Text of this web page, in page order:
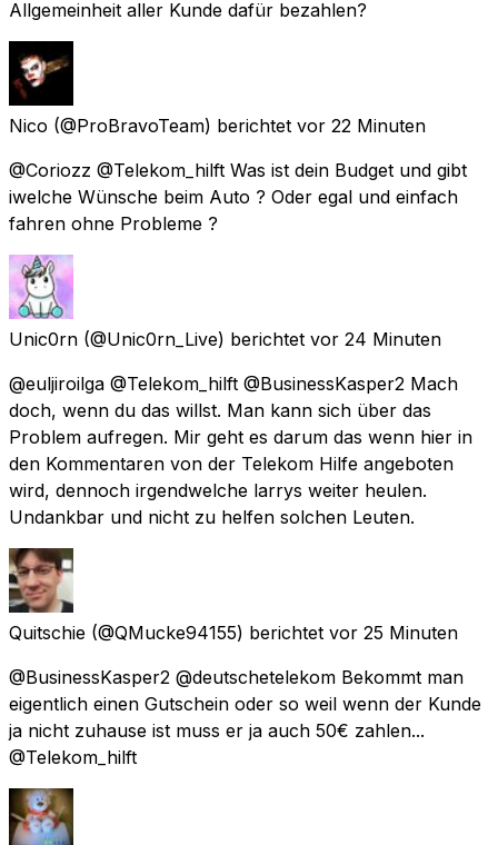
Allgemeinheit aller Kunde dafür bezahlen?
Nico (@ProBravoTeam) berichtet vor 22 Minuten
@Coriozz @Telekom_hilft Was ist dein Budget und gibt
iwelche Wünsche beim Auto ? Oder egal und einfach
fahren ohne Probleme ?
Unic0rn (@Unic0rn_Live) berichtet vor 24 Minuten
@euljiroilga @Telekom_hilft @BusinessKasper2 Mach
doch, wenn du das willst. Man kann sich über das
Problem aufregen. Mir geht es darum das wenn hier in
den Kommentaren von der Telekom Hilfe angeboten
wird, dennoch irgendwelche larrys weiter heulen.
Undankbar und nicht zu helfen solchen Leuten.
Quitschie (@QMucke94155) berichtet vor 25 Minuten
@BusinessKasper2 @deutschetelekom Bekommt man
eigentlich einen Gutschein oder so weil wenn der Kunde
ja nicht zuhause ist muss er ja auch 50€ zahlen...
@Telekom_hilft